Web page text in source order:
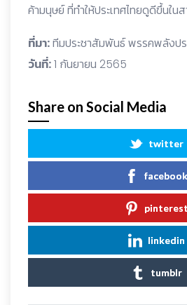
ค้ามนุษย์ ที่ทำให้ประเทศไทยดูดีขึ้นใน
ที่มา:ทีมประชาสัมพันธ์ พรรคพลังปร
วันที่:1 กันยายน 2565
Share on Social Media
twitter
facebook
pinterest
linkedin
tumblr